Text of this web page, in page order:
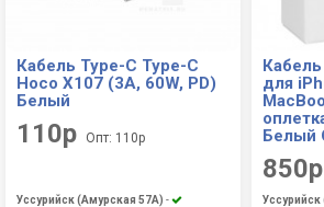
Кабель Type-C Type-C
Hoco X107 (3A, 60W, PD)
Белый
110р Опт: 110р
Уссурийск (Амурская 57А) -
для
Белый
850р